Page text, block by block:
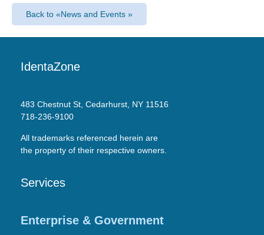
Back to «News and Events »
IdentaZone
483 Chestnut St, Cedarhurst, NY 11516
718-236-9100
All trademarks referenced herein are
the property of their respective owners.
Services
Enterprise & Government